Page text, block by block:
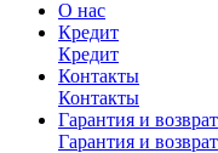
О нас
Кредит
Кредит
Контакты
Контакты
Гарантия и возврат
Гарантия и возврат